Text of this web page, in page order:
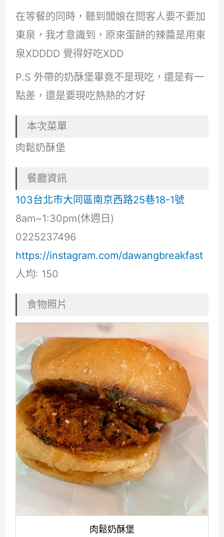
在等餐的同時，聽到闆娘在問客人要不要加
東泉，我才意識到，原來蛋餅的辣醬是用東
泉XDDDD 覺得好吃XDD
P.S 外帶的奶酥堡畢竟不是現吃，還是有一
點差，還是要現吃熱熱的才好
本次菜單
肉鬆奶酥堡
餐廳資訊
103台北市大同區南京西路25巷18-1號
8am~1:30pm(休週日)
0225237496
https://instagram.com/dawangbreakfast
人均: 150
食物照片
肉鬆奶酥堡